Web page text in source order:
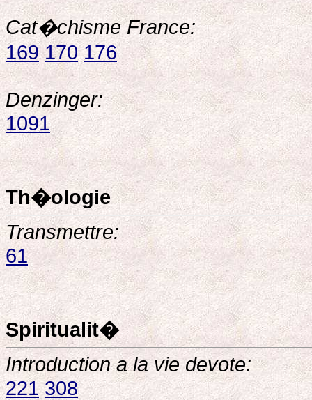
Cat�chisme France:
169 170 176
Denzinger:
1091
Th�ologie
Transmettre:
61
Spiritualit�
Introduction a la vie devote:
221 308